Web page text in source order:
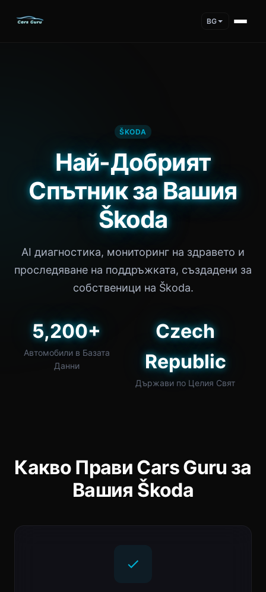
BG
ŠKODA
Най-Добрият
Спътник за Вашия
Škoda
AI диагностика, мониторинг на здравето и
проследяване на поддръжката, създадени за
собственици на Škoda.
5,200+
Автомобили в Базата
Данни
Czech
Republic
Държави по Целия Свят
Какво Прави Cars Guru за
Вашия Škoda